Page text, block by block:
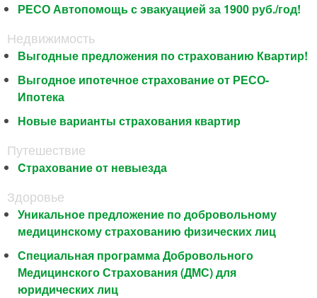
РЕСО Автопомощь с эвакуацией за 1900 руб./год!
Недвижимость
Выгодные предложения по страхованию Квартир!
Выгодное ипотечное страхование от РЕСО-
Ипотека
Новые варианты страхования квартир
Путешествие
Cтрахование от невыезда
Здоровье
Уникальное предложение по добровольному
медицинскому страхованию физических лиц
Специальная программа Добровольного
Медицинского Страхования (ДМС) для
юридических лиц